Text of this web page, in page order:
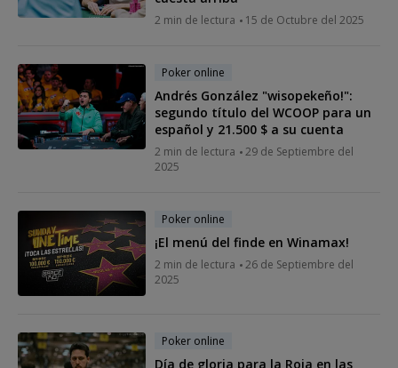
2 min de lectura 15 de Octubre del 2025
Poker online
Andrés González "wisopekeño!":
segundo título del WCOOP para un
español y 21.500 $ a su cuenta
2 min de lectura
29 de Septiembre del
2025
Poker online
¡El menú del finde en Winamax!
2 min de lectura
26 de Septiembre del
2025
Poker online
Día de gloria para la Roja en las